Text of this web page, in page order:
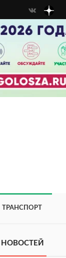
ТРАНСПОРТ
НОВОСТЕЙ